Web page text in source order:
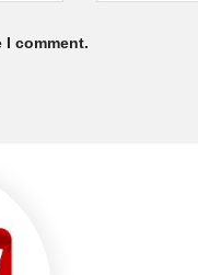
I comment.